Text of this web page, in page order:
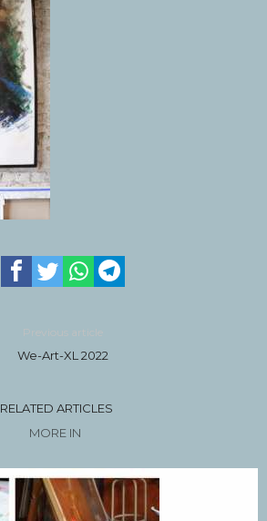
Previous article
We-Art-XL 2022
RELATED ARTICLES
MORE IN